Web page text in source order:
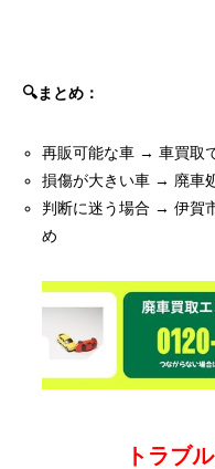
🔍まとめ：
再販可能な車 → 車買取
損傷が大きい車 → 廃車
判断に迷う場合 → 伊賀
め
トラブ